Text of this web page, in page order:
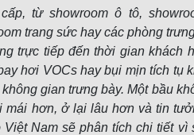
từ showroom ô tô,
trang sức hay các phòng
trực tiếp đến thời gian khách
hơi VOCs hay bụi mịn tích tụ
gian trưng bày. Một bầu
mái hơn, ở lại lâu hơn và tin
Việt Nam sẽ phân tích chi tiết